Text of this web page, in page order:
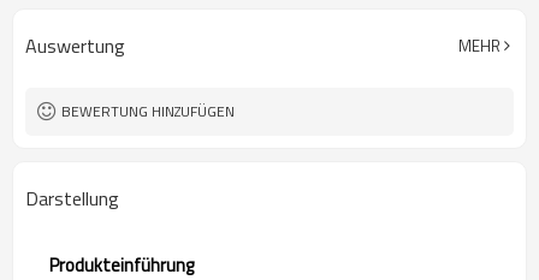
Logo Kann Heißprägelogo sein
MOQ
Auswertung MEHR
BEWERTUNG HINZUFÜGEN
Darstellung
Produkteinführung